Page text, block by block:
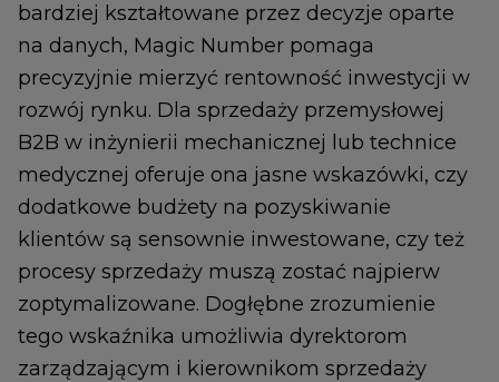
bardziej kształtowane przez decyzje oparte
na danych, Magic Number pomaga
precyzyjnie mierzyć rentowność inwestycji w
rozwój rynku. Dla sprzedaży przemysłowej
B2B w inżynierii mechanicznej lub technice
medycznej oferuje ona jasne wskazówki, czy
dodatkowe budżety na pozyskiwanie
klientów są sensownie inwestowane, czy też
procesy sprzedaży muszą zostać najpierw
zoptymalizowane. Dogłębne zrozumienie
tego wskaźnika umożliwia dyrektorom
zarządzającym i kierownikom sprzedaży